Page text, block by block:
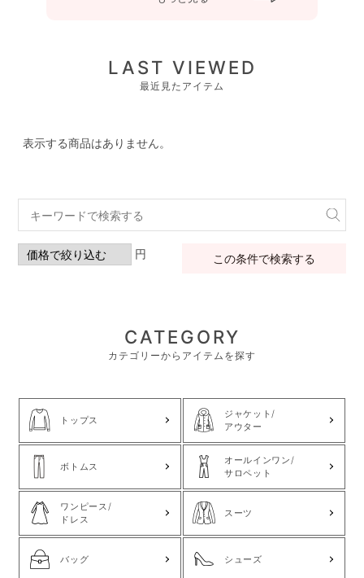
LAST VIEWED
最近見たアイテム
表示する商品はありません。
円 この条件で検索する
CATEGORY
カテゴリーからアイテムを探す
トップス
ジャケット/
アウター
ボトムス
オールインワン/
サロペット
ワンピース/
ドレス
スーツ
バッグ シューズ